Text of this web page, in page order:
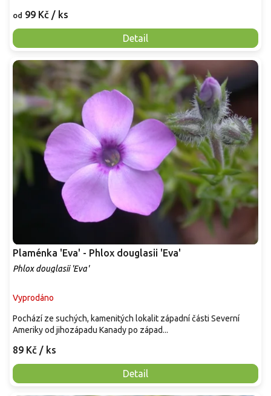
od 99 Kč / ks
Detail
Plaménka 'Eva' - Phlox douglasii 'Eva'
Phlox douglasii 'Eva'
Vyprodáno
89 Kč / ks
Detail
Pochází ze suchých, kamenitých lokalit západní části Severní
Ameriky od jihozápadu Kanady po západ...